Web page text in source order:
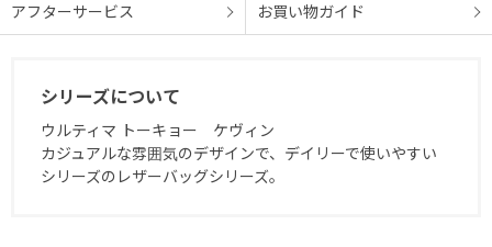
アフターサービス お買い物ガイド
シリーズについて
ウルティマ トーキョー ケヴィン
カジュアルな雰囲気のデザインで、デイリーで使いやすい
シリーズのレザーバッグシリーズ。